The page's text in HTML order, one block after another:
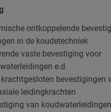
ontkoppelende
in de koudetechniek
vaste bevestiging voor
e.d.
bevestigingen
leidingkrachten
van